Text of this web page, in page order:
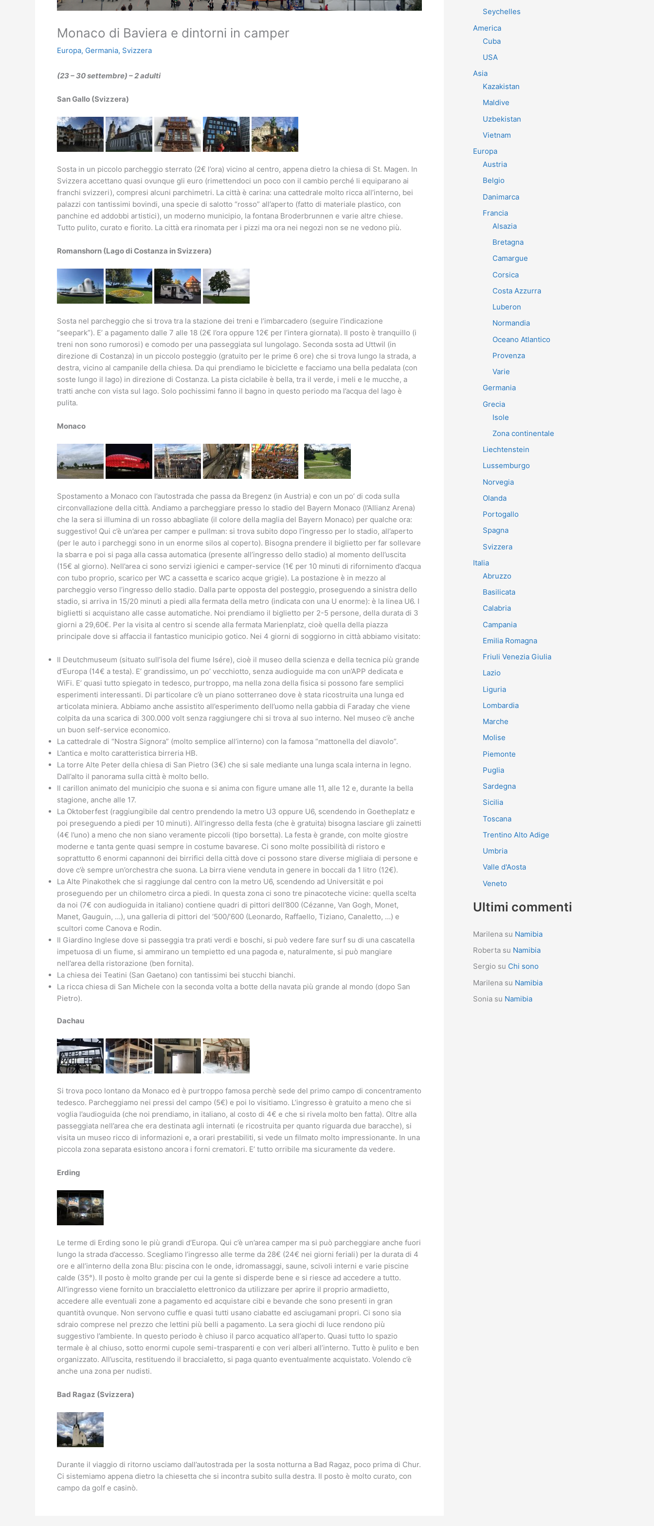
Monaco di Baviera e dintorni in camper
Europa, Germania, Svizzera
(23 – 30 settembre) – 2 adulti
San Gallo (Svizzera)
Sosta in un piccolo parcheggio sterrato (2€ l’ora) vicino al centro, appena dietro la chiesa di St. Magen. In
Svizzera accettano quasi ovunque gli euro (rimettendoci un poco con il cambio perché li equiparano ai
franchi svizzeri), compresi alcuni parchimetri. La città è carina: una cattedrale molto ricca all’interno, bei
palazzi con tantissimi bovindi, una specie di salotto “rosso” all’aperto (fatto di materiale plastico, con
panchine ed addobbi artistici), un moderno municipio, la fontana Broderbrunnen e varie altre chiese.
Tutto pulito, curato e fiorito. La città era rinomata per i pizzi ma ora nei negozi non se ne vedono più.
Romanshorn (Lago di Costanza in Svizzera)
Sosta nel parcheggio che si trova tra la stazione dei treni e l’imbarcadero (seguire l’indicazione
“seepark”). E’ a pagamento dalle 7 alle 18 (2€ l’ora oppure 12€ per l’intera giornata). Il posto è tranquillo (i
treni non sono rumorosi) e comodo per una passeggiata sul lungolago. Seconda sosta ad Uttwil (in
direzione di Costanza) in un piccolo posteggio (gratuito per le prime 6 ore) che si trova lungo la strada, a
destra, vicino al campanile della chiesa. Da qui prendiamo le biciclette e facciamo una bella pedalata (con
soste lungo il lago) in direzione di Costanza. La pista ciclabile è bella, tra il verde, i meli e le mucche, a
tratti anche con vista sul lago. Solo pochissimi fanno il bagno in questo periodo ma l’acqua del lago è
pulita.
Monaco
Spostamento a Monaco con l’autostrada che passa da Bregenz (in Austria) e con un po’ di coda sulla
circonvallazione della città. Andiamo a parcheggiare presso lo stadio del Bayern Monaco (l’Allianz Arena)
che la sera si illumina di un rosso abbagliate (il colore della maglia del Bayern Monaco) per qualche ora:
suggestivo! Qui c’è un’area per camper e pullman: si trova subito dopo l’ingresso per lo stadio, all’aperto
(per le auto i parcheggi sono in un enorme silos al coperto). Bisogna prendere il biglietto per far sollevare
la sbarra e poi si paga alla cassa automatica (presente all’ingresso dello stadio) al momento dell’uscita
(15€ al giorno). Nell’area ci sono servizi igienici e camper-service (1€ per 10 minuti di rifornimento d’acqua
con tubo proprio, scarico per WC a cassetta e scarico acque grigie). La postazione è in mezzo al
parcheggio verso l’ingresso dello stadio. Dalla parte opposta del posteggio, proseguendo a sinistra dello
stadio, si arriva in 15/20 minuti a piedi alla fermata della metro (indicata con una U enorme): è la linea U6. I
biglietti si acquistano alle casse automatiche. Noi prendiamo il biglietto per 2-5 persone, della durata di 3
giorni a 29,60€. Per la visita al centro si scende alla fermata Marienplatz, cioè quella della piazza
principale dove si affaccia il fantastico municipio gotico. Nei 4 giorni di soggiorno in città abbiamo visitato:
Il Deutchmuseum (situato sull’isola del fiume Isére), cioè il museo della scienza e della tecnica più grande
d’Europa (14€ a testa). E’ grandissimo, un po’ vecchiotto, senza audioguide ma con un’APP dedicata e
WiFi. E’ quasi tutto spiegato in tedesco, purtroppo, ma nella zona della fisica si possono fare semplici
esperimenti interessanti. Di particolare c’è un piano sotterraneo dove è stata ricostruita una lunga ed
articolata miniera. Abbiamo anche assistito all’esperimento dell’uomo nella gabbia di Faraday che viene
colpita da una scarica di 300.000 volt senza raggiungere chi si trova al suo interno. Nel museo c’è anche
un buon self-service economico.
La cattedrale di “Nostra Signora” (molto semplice all’interno) con la famosa “mattonella del diavolo”.
L’antica e molto caratteristica birreria HB.
La torre Alte Peter della chiesa di San Pietro (3€) che si sale mediante una lunga scala interna in legno.
Dall’alto il panorama sulla città è molto bello.
Il carillon animato del municipio che suona e si anima con figure umane alle 11, alle 12 e, durante la bella
stagione, anche alle 17.
La Oktoberfest (raggiungibile dal centro prendendo la metro U3 oppure U6, scendendo in Goetheplatz e
poi preseguendo a piedi per 10 minuti). All’ingresso della festa (che è gratuita) bisogna lasciare gli zainetti
(4€ l’uno) a meno che non siano veramente piccoli (tipo borsetta). La festa è grande, con molte giostre
moderne e tanta gente quasi sempre in costume bavarese. Ci sono molte possibilità di ristoro e
soprattutto 6 enormi capannoni dei birrifici della città dove ci possono stare diverse migliaia di persone e
dove c’è sempre un’orchestra che suona. La birra viene venduta in genere in boccali da 1 litro (12€).
La Alte Pinakothek che si raggiunge dal centro con la metro U6, scendendo ad Universität e poi
proseguendo per un chilometro circa a piedi. In questa zona ci sono tre pinacoteche vicine: quella scelta
da noi (7€ con audioguida in italiano) contiene quadri di pittori dell’800 (Cézanne, Van Gogh, Monet,
Manet, Gauguin, …), una galleria di pittori del ‘500/‘600 (Leonardo, Raffaello, Tiziano, Canaletto, …) e
scultori come Canova e Rodin.
Il Giardino Inglese dove si passeggia tra prati verdi e boschi, si può vedere fare surf su di una cascatella
impetuosa di un fiume, si ammirano un tempietto ed una pagoda e, naturalmente, si può mangiare
nell’area della ristorazione (ben fornita).
La chiesa dei Teatini (San Gaetano) con tantissimi bei stucchi bianchi.
La ricca chiesa di San Michele con la seconda volta a botte della navata più grande al mondo (dopo San
Pietro).
Dachau
Si trova poco lontano da Monaco ed è purtroppo famosa perchè sede del primo campo di concentramento
tedesco. Parcheggiamo nei pressi del campo (5€) e poi lo visitiamo. L’ingresso è gratuito a meno che si
voglia l’audioguida (che noi prendiamo, in italiano, al costo di 4€ e che si rivela molto ben fatta). Oltre alla
passeggiata nell’area che era destinata agli internati (e ricostruita per quanto riguarda due baracche), si
visita un museo ricco di informazioni e, a orari prestabiliti, si vede un filmato molto impressionante. In una
piccola zona separata esistono ancora i forni crematori. E’ tutto orribile ma sicuramente da vedere.
Erding
Le terme di Erding sono le più grandi d’Europa. Qui c’è un’area camper ma si può parcheggiare anche fuori
lungo la strada d’accesso. Scegliamo l’ingresso alle terme da 28€ (24€ nei giorni feriali) per la durata di 4
ore e all’interno della zona Blu: piscina con le onde, idromassaggi, saune, scivoli interni e varie piscine
calde (35°). Il posto è molto grande per cui la gente si disperde bene e si riesce ad accedere a tutto.
All’ingresso viene fornito un braccialetto elettronico da utilizzare per aprire il proprio armadietto,
accedere alle eventuali zone a pagamento ed acquistare cibi e bevande che sono presenti in gran
quantità ovunque. Non servono cuffie e quasi tutti usano ciabatte ed asciugamani propri. Ci sono sia
sdraio comprese nel prezzo che lettini più belli a pagamento. La sera giochi di luce rendono più
suggestivo l’ambiente. In questo periodo è chiuso il parco acquatico all’aperto. Quasi tutto lo spazio
termale è al chiuso, sotto enormi cupole semi-trasparenti e con veri alberi all’interno. Tutto è pulito e ben
organizzato. All’uscita, restituendo il braccialetto, si paga quanto eventualmente acquistato. Volendo c’è
anche una zona per nudisti.
Bad Ragaz (Svizzera)
Durante il viaggio di ritorno usciamo dall’autostrada per la sosta notturna a Bad Ragaz, poco prima di Chur.
Ci sistemiamo appena dietro la chiesetta che si incontra subito sulla destra. Il posto è molto curato, con
campo da golf e casinò.
Seychelles
America
Cuba
USA
Asia
Kazakistan
Maldive
Uzbekistan
Vietnam
Europa
Austria
Belgio
Danimarca
Francia
Alsazia
Bretagna
Camargue
Corsica
Costa Azzurra
Luberon
Normandia
Oceano Atlantico
Provenza
Varie
Germania
Grecia
Isole
Zona continentale
Liechtenstein
Lussemburgo
Norvegia
Olanda
Portogallo
Spagna
Svizzera
Italia
Abruzzo
Basilicata
Calabria
Campania
Emilia Romagna
Friuli Venezia Giulia
Lazio
Liguria
Lombardia
Marche
Molise
Piemonte
Puglia
Sardegna
Sicilia
Toscana
Trentino Alto Adige
Umbria
Valle d'Aosta
Veneto
Ultimi commenti
Marilena su Namibia
Roberta su Namibia
Sergio su Chi sono
Marilena su Namibia
Sonia su Namibia